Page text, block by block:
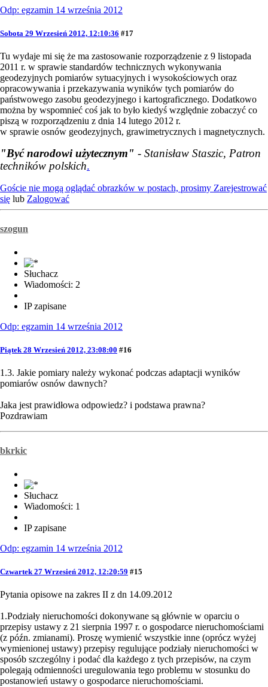
Odp: egzamin 14 września 2012
Sobota 29 Wrzesień 2012, 12:10:36 #17
Tu wydaje mi się że ma zastosowanie rozporządzenie z 9 listopada
2011 r. w sprawie standardów technicznych wykonywania
geodezyjnych pomiarów sytuacyjnych i wysokościowych oraz
opracowywania i przekazywania wyników tych pomiarów do
państwowego zasobu geodezyjnego i kartograficznego. Dodatkowo
można by wspomnieć coś jak to było kiedyś względnie zobaczyć co
piszą w rozporządzeniu z dnia 14 lutego 2012 r.
w sprawie osnów geodezyjnych, grawimetrycznych i magnetycznych.
"Być narodowi użytecznym" - Stanisław Staszic, Patron
techników polskich.
Goście nie mogą oglądać obrazków w postach, prosimy Zarejestrować
się lub Zalogować
szogun
Słuchacz
Wiadomości: 2
IP zapisane
Odp: egzamin 14 września 2012
Piątek 28 Wrzesień 2012, 23:08:00 #16
1.3. Jakie pomiary należy wykonać podczas adaptacji wyników
pomiarów osnów dawnych?
Jaka jest prawidłowa odpowiedz? i podstawa prawna?
Pozdrawiam
bkrkic
Słuchacz
Wiadomości: 1
IP zapisane
Odp: egzamin 14 września 2012
Czwartek 27 Wrzesień 2012, 12:20:59 #15
Pytania opisowe na zakres II z dn 14.09.2012
1.Podziały nieruchomości dokonywane są głównie w oparciu o
przepisy ustawy z 21 sierpnia 1997 r. o gospodarce nieruchomościami
(z późn. zmianami). Proszę wymienić wszystkie inne (oprócz wyżej
wymienionej ustawy) przepisy regulujące podziały nieruchomości w
sposób szczególny i podać dla każdego z tych przepisów, na czym
polegają odmienności uregulowania tego problemu w stosunku do
postanowień ustawy o gospodarce nieruchomościami.